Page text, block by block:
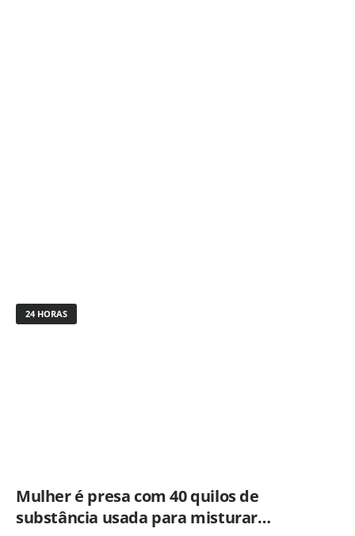
24 HORAS
Mulher é presa com 40 quilos de
substância usada para misturar